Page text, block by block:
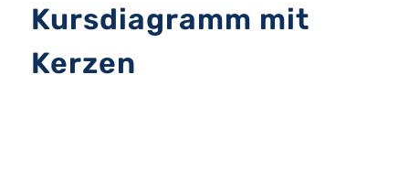
Kursdiagramm mit
Kerzen